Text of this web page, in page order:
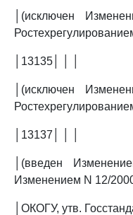
│(исключен
│13135│ │ │
│(исключен
│13137│ │ │
│(введен
Изменением N 12/
│ОКОГУ, утв.